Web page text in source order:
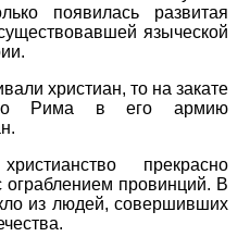
появилась развитая
языческой
христиан, то на закате
Рима в его армию
прекрасно
ограблением провинций. В
из людей, совершивших